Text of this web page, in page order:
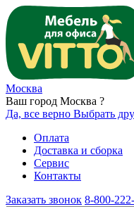
Москва
Ваш город Москва ?
Да, все верно Выбрать
Оплата
Доставка и сборка
Сервис
Контакты
Заказать звонок 8-800-